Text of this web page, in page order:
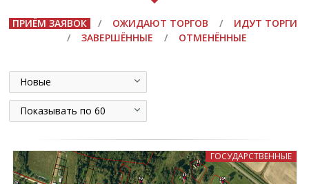
ПРИЁМ ЗАЯВОК / ОЖИДАЮТ ТОРГОВ /
ИДУТ ТОРГИ
/
ЗАВЕРШЁННЫЕ / ОТМЕНЁННЫЕ
Новые
Показывать по 60
ГОСУДАРСТВЕННЫЕ